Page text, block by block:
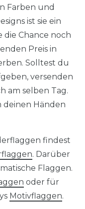
Farben und
ist sie ein
Chance noch
Preis in
Solltest du
versenden
am selben Tag.
deinen Händen
findest
. Darüber
Flaggen.
oder für
Motivflaggen.